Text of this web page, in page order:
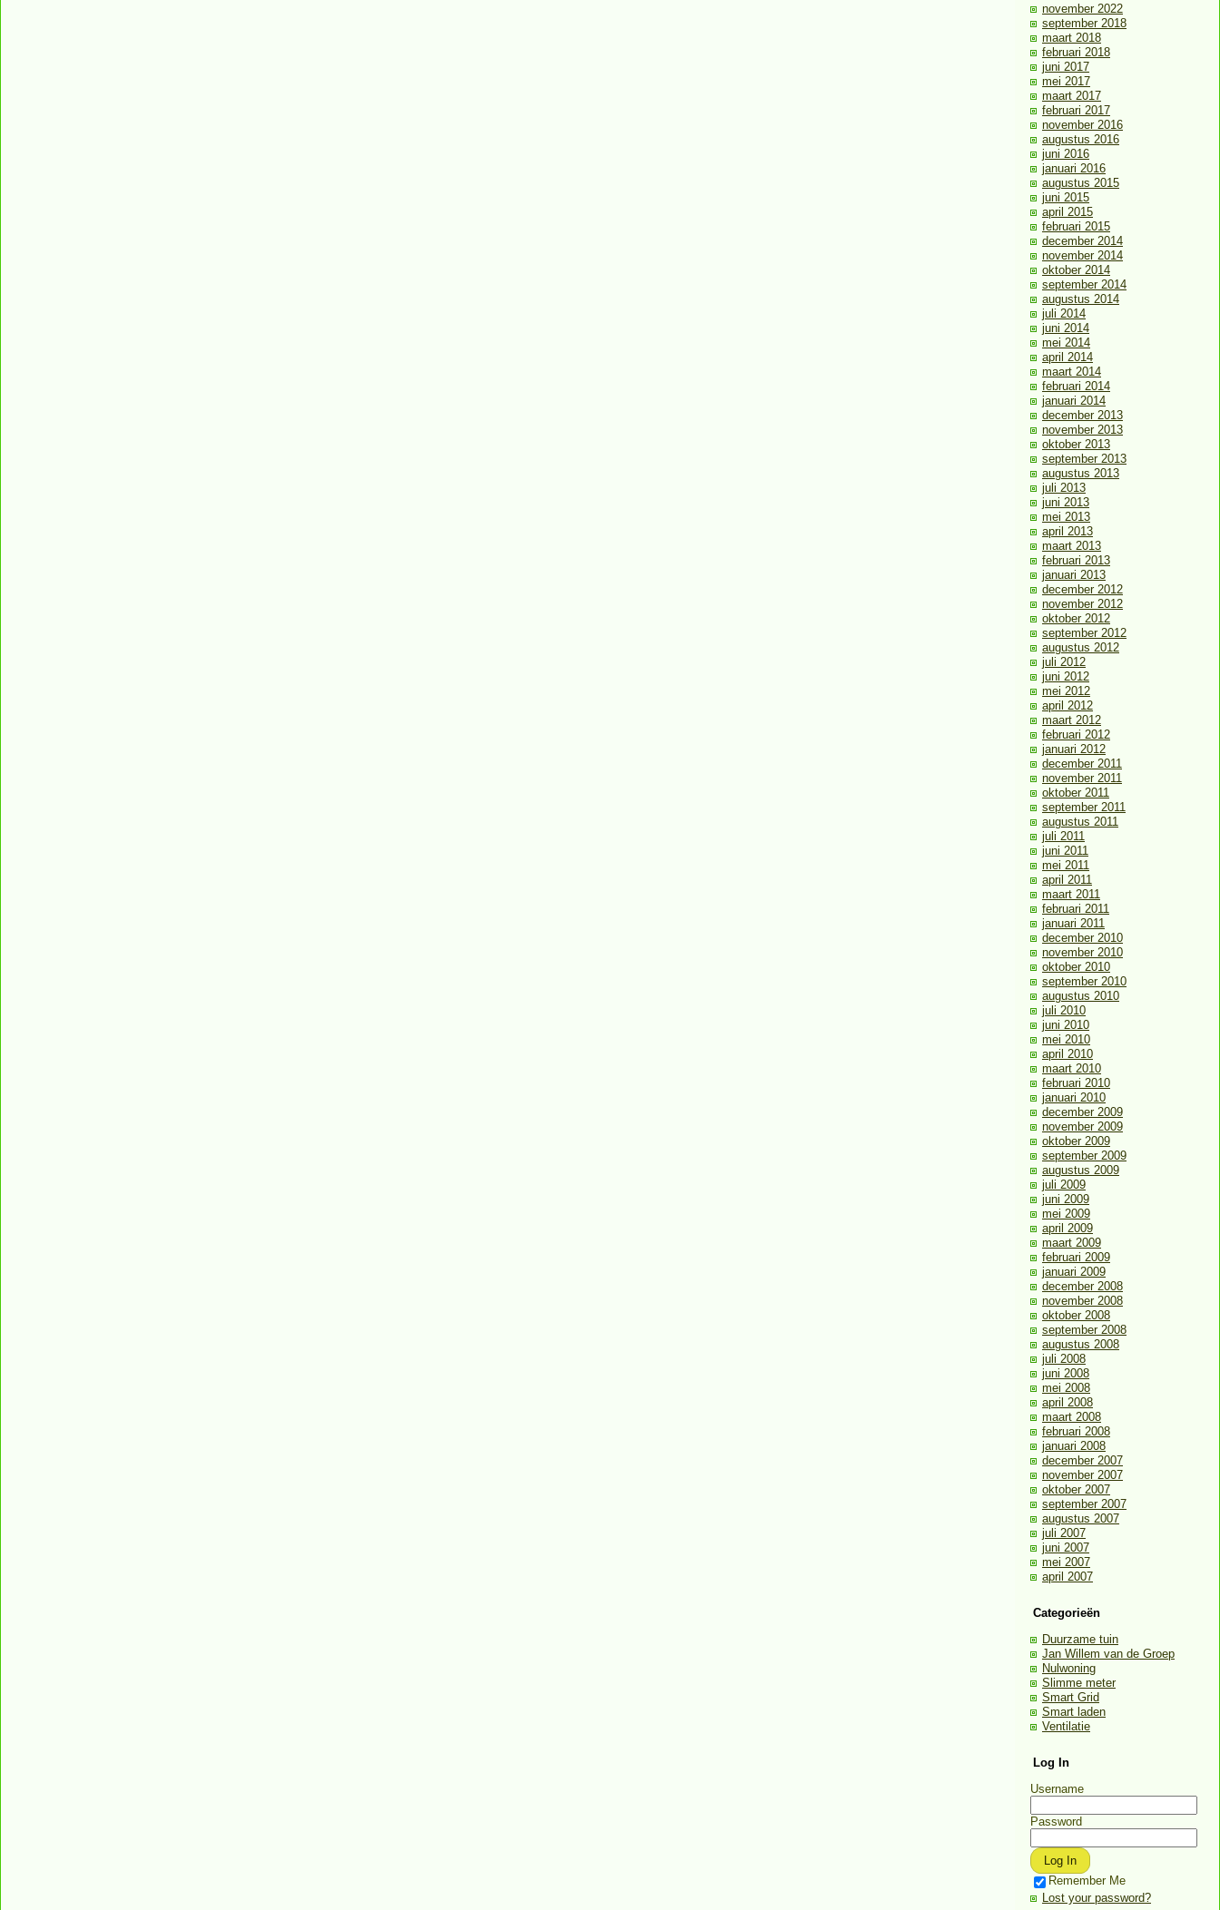
november 2022
september 2018
maart 2018
februari 2018
juni 2017
mei 2017
maart 2017
februari 2017
november 2016
augustus 2016
juni 2016
januari 2016
augustus 2015
juni 2015
april 2015
februari 2015
december 2014
november 2014
oktober 2014
september 2014
augustus 2014
juli 2014
juni 2014
mei 2014
april 2014
maart 2014
februari 2014
januari 2014
december 2013
november 2013
oktober 2013
september 2013
augustus 2013
juli 2013
juni 2013
mei 2013
april 2013
maart 2013
februari 2013
januari 2013
december 2012
november 2012
oktober 2012
september 2012
augustus 2012
juli 2012
juni 2012
mei 2012
april 2012
maart 2012
februari 2012
januari 2012
december 2011
november 2011
oktober 2011
september 2011
augustus 2011
juli 2011
juni 2011
mei 2011
april 2011
maart 2011
februari 2011
januari 2011
december 2010
november 2010
oktober 2010
september 2010
augustus 2010
juli 2010
juni 2010
mei 2010
april 2010
maart 2010
februari 2010
januari 2010
december 2009
november 2009
oktober 2009
september 2009
augustus 2009
juli 2009
juni 2009
mei 2009
april 2009
maart 2009
februari 2009
januari 2009
december 2008
november 2008
oktober 2008
september 2008
augustus 2008
juli 2008
juni 2008
mei 2008
april 2008
maart 2008
februari 2008
januari 2008
december 2007
november 2007
oktober 2007
september 2007
augustus 2007
juli 2007
juni 2007
mei 2007
april 2007
Categorieën
Duurzame tuin
Jan Willem van de Groep
Nulwoning
Slimme meter
Smart Grid
Smart laden
Ventilatie
Log In
Username
Password
Remember Me
Lost your password?